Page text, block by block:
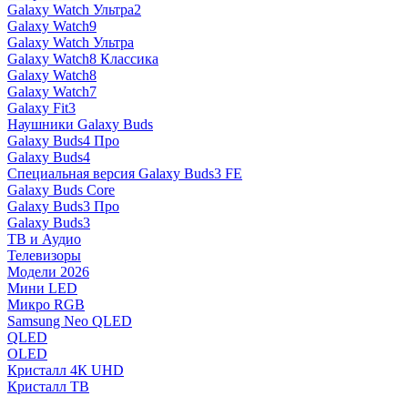
Galaxy Watch Ультра2
Galaxy Watch9
Galaxy Watch Ультра
Galaxy Watch8 Классика
Galaxy Watch8
Galaxy Watch7
Galaxy Fit3
Наушники Galaxy Buds
Galaxy Buds4 Про
Galaxy Buds4
Специальная версия Galaxy Buds3 FE
Galaxy Buds Core
Galaxy Buds3 Про
Galaxy Buds3
ТВ и Аудио
Телевизоры
Модели 2026
Мини LED
Микро RGB
Samsung Neo QLED
QLED
OLED
Кристалл 4К UHD
Кристалл ТВ